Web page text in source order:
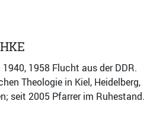
1958 Flucht aus der DDR.
Theologie in Kiel, Heidelberg,
seit 2005 Pfarrer im Ruhestand.